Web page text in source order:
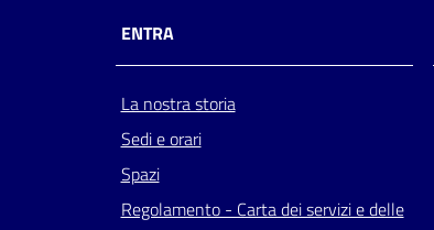
ENTRA
La nostra storia
Sedi e orari
Spazi
Regolamento - Carta dei servizi e delle